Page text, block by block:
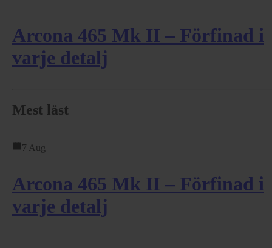
Arcona 465 Mk II – Förfinad i
varje detalj
Mest läst
7 Aug
Arcona 465 Mk II – Förfinad i
varje detalj